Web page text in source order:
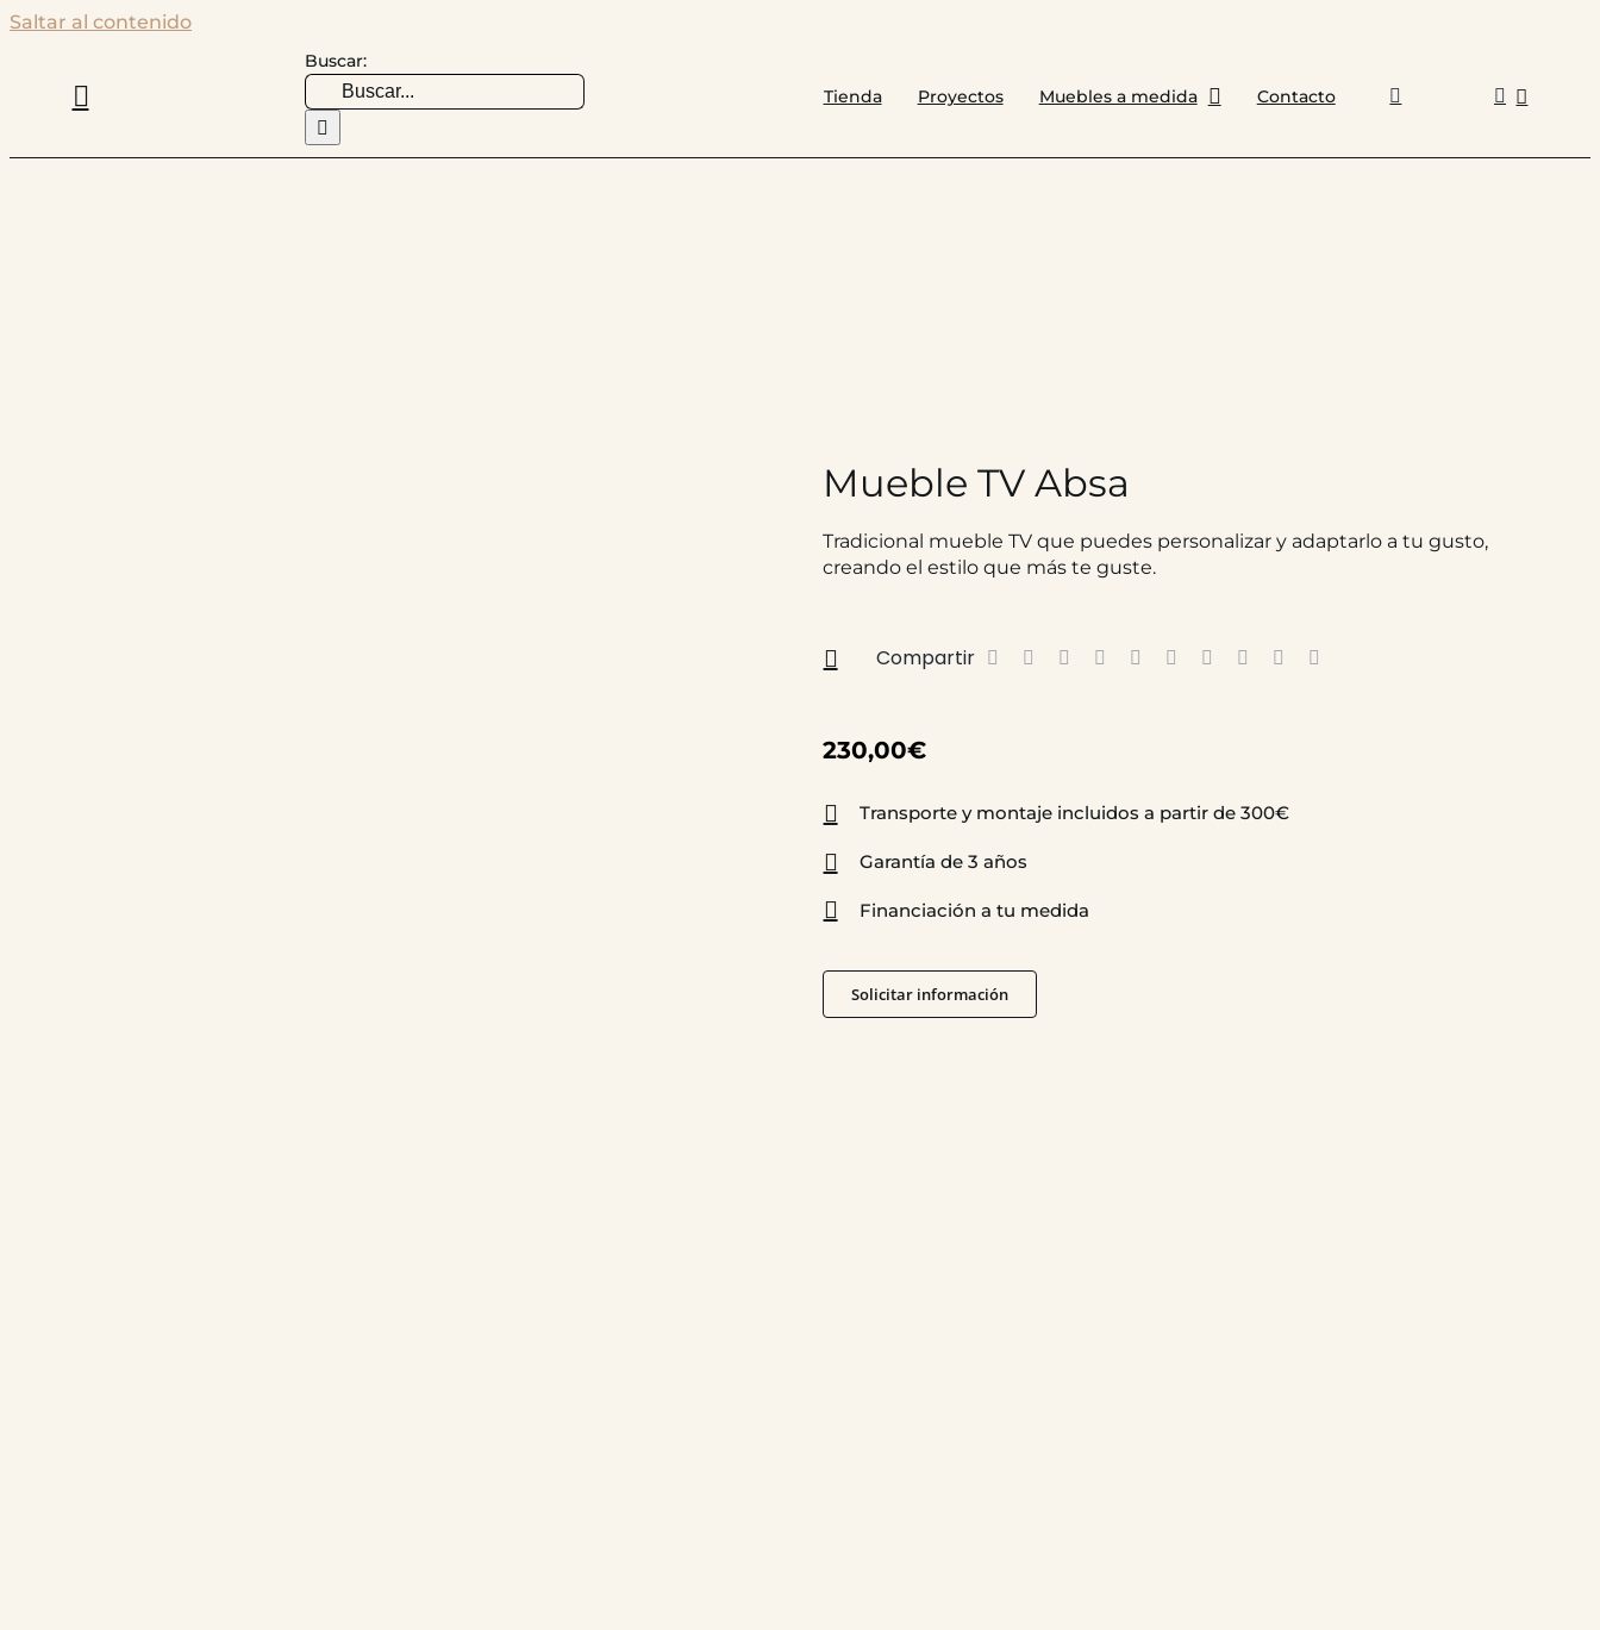
Saltar al contenido
Buscar:
Tienda
Proyectos Muebles a medida Contacto
Mueble TV Absa
Tradicional mueble TV que puedes personalizar y adaptarlo a tu gusto,
creando el estilo que más te guste.
Compartir
230,00€
Transporte y montaje incluidos a partir de 300€
Garantía de 3 años
Financiación a tu medida
Solicitar información